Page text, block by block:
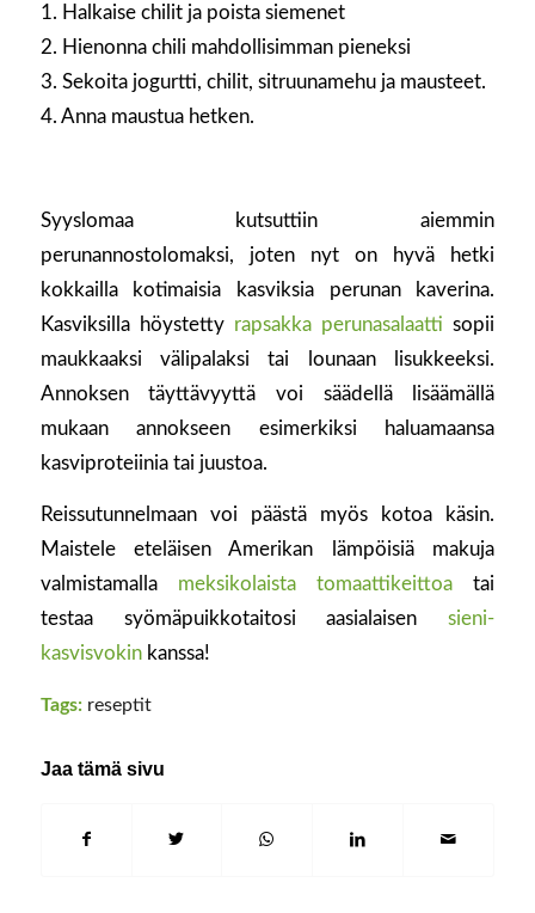
1. Halkaise chilit ja poista siemenet
2. Hienonna chili mahdollisimman pieneksi
3. Sekoita jogurtti, chilit, sitruunamehu ja mausteet.
4. Anna maustua hetken.
Syyslomaa kutsuttiin aiemmin
perunannostolomaksi, joten nyt on hyvä hetki
kokkailla kotimaisia kasviksia perunan kaverina.
Kasviksilla höystetty rapsakka perunasalaatti sopii
maukkaaksi välipalaksi tai lounaan lisukkeeksi.
Annoksen täyttävyyttä voi säädellä lisäämällä
mukaan annokseen esimerkiksi haluamaansa
kasviproteiinia tai juustoa.
Reissutunnelmaan voi päästä myös kotoa käsin.
Maistele eteläisen Amerikan lämpöisiä makuja
valmistamalla meksikolaista tomaattikeittoa tai
testaa syömäpuikkotaitosi aasialaisensieni-
kasvisvokin kanssa!
Tags: reseptit
Jaa tämä sivu